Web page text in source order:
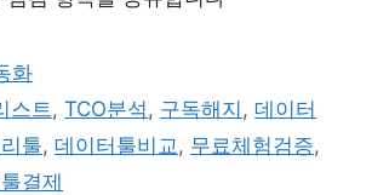
화
스트 ,TCO분석 , 구독해지 ,데이터
툴, 데이터툴비교 , 무료체험검증,
결제